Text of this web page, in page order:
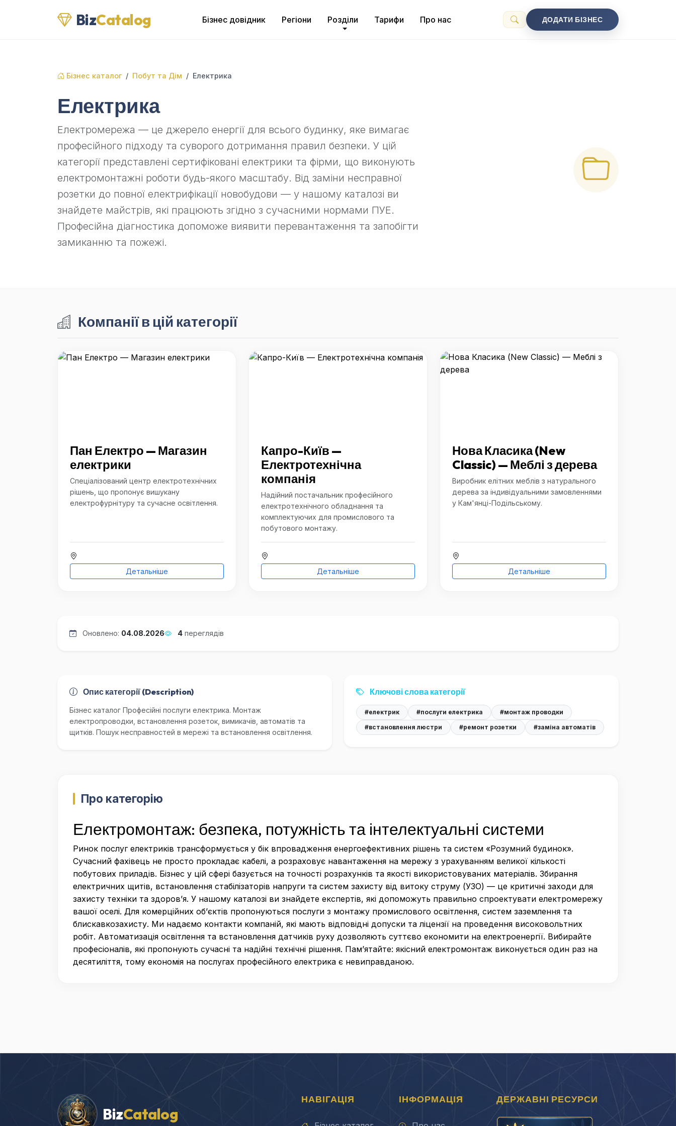
BizCatalog Бізнес довідник Регіони Розділи Тарифи Про нас ДОДАТИ БІЗНЕС
Бізнес каталог Побут та Дім Електрика
Електрика
Електромережа — це джерело енергії для всього будинку, яке вимагає
професійного підходу та суворого дотримання правил безпеки. У цій
категорії представлені сертифіковані електрики та фірми, що виконують
електромонтажні роботи будь-якого масштабу. Від заміни несправної
розетки до повної електрифікації новобудови — у нашому каталозі ви
знайдете майстрів, які працюють згідно з сучасними нормами ПУЕ.
Професійна діагностика допоможе виявити перевантаження та запобігти
замиканню та пожежі.
Компанії в цій категорії
Пан Електро — Магазин
електрики
Спеціалізований центр електротехнічних
рішень, що пропонує вишукану
електрофурнітуру та сучасне освітлення.
Детальніше
Капро-Київ —
Електротехнічна
компанія
Надійний постачальник професійного
електротехнічного обладнання та
комплектуючих для промислового та
побутового монтажу.
Детальніше
Нова Класика (New
Classic) — Меблі з дерева
Виробник елітних меблів з натурального
дерева за індивідуальними замовленнями
у Кам'янці-Подільському.
Детальніше
Оновлено: 04.08.2026 4 переглядів
Опис категорії (Description)
Бізнес каталог Професійні послуги електрика. Монтаж
електропроводки, встановлення розеток, вимикачів, автоматів та
щитків. Пошук несправностей в мережі та встановлення освітлення.
Ключові слова категорії
#електрик #послуги електрика
#монтаж проводки
#встановлення люстри
#ремонт розетки #заміна автоматів
Про категорію
Електромонтаж: безпека, потужність та інтелектуальні системи
Ринок послуг електриків трансформується у бік впровадження енергоефективних рішень та систем «Розумний будинок».
Сучасний фахівець не просто прокладає кабелі, а розраховує навантаження на мережу з урахуванням великої кількості
побутових приладів. Бізнес у цій сфері базується на точності розрахунків та якості використовуваних матеріалів. Збирання
електричних щитів, встановлення стабілізаторів напруги та систем захисту від витоку струму (УЗО) — це критичні заходи для
захисту техніки та здоров’я. У нашому каталозі ви знайдете експертів, які допоможуть правильно спроектувати електромережу
вашої оселі. Для комерційних об’єктів пропонуються послуги з монтажу промислового освітлення, систем заземлення та
блискавкозахисту. Ми надаємо контакти компаній, які мають відповідні допуски та ліцензії на проведення високовольтних
робіт. Автоматизація освітлення та встановлення датчиків руху дозволяють суттєво економити на електроенергії. Вибирайте
професіоналів, які пропонують сучасні та надійні технічні рішення. Пам’ятайте: якісний електромонтаж виконується один раз на
десятиліття, тому економія на послугах професійного електрика є невиправданою.
BizCatalog
НАВІГАЦІЯ ІНФОРМАЦІЯ ДЕРЖАВНІ РЕСУРСИ